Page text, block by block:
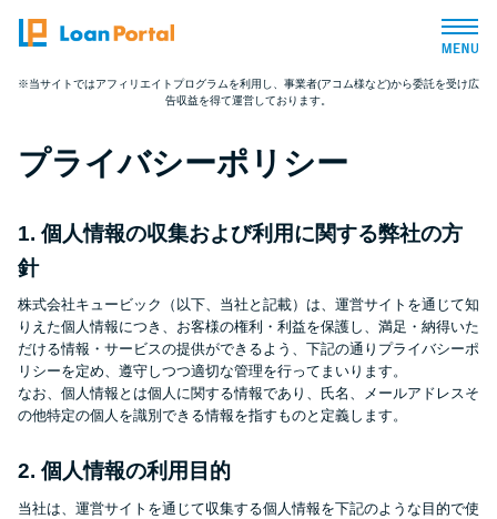
トップページ
おすすめコンテンツ
総合人気ランキング
とにかくすぐ借りたい方向け
バレずに借りたい方向け
便利なコンテンツ
※当サイトではアフィリエイトプログラムを利用し、事業者(アコム様など)から委託を受け広
告収益を得て運営しております。
プライバシーポリシー
1. 個人情報の収集および利用に関する弊社の方
針
株式会社キュービック（以下、当社と記載）は、運営サイトを通じて知
りえた個人情報につき、お客様の権利・利益を保護し、満足・納得いた
だける情報・サービスの提供ができるよう、下記の通りプライバシーポ
リシーを定め、遵守しつつ適切な管理を行ってまいります。
なお、個人情報とは個人に関する情報であり、氏名、メールアドレスそ
の他特定の個人を識別できる情報を指すものと定義します。
2. 個人情報の利用目的
当社は、運営サイトを通じて収集する個人情報を下記のような目的で使